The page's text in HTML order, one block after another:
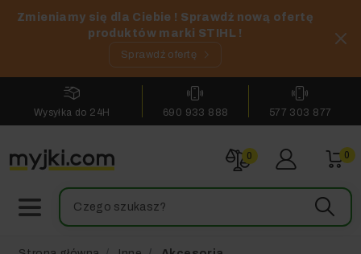
Zmieniamy się dla Ciebie ! Sprawdź nową ofertę
produktów marki STIHL !
Sprawdź ofertę
Wysyłka do 24H 690 933 888 577 303 877
0 0